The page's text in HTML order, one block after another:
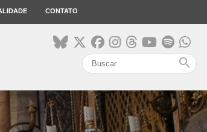
CONTATO
search